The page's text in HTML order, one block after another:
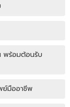
ย์มืออาชีพ